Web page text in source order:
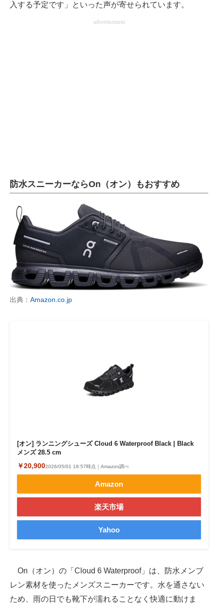
入する予定です」といった声が寄せられています。
advertisement
防水スニーカーならOn（オン）もおすすめ
出典： Amazon.co.jp
[オン] ランニングシューズ Cloud 6 Waterproof Black | Black
メンズ 28.5 cm
￥20,9002026/05/01 18:57時点｜Amazon調べ
Amazon
楽天市場
Yahoo
On（オン）の「Cloud 6 Waterproof」は、防水メンブ
レン素材を使ったメンズスニーカーです。水を通さない
ため、雨の日でも靴下が濡れることなく快適に動けま